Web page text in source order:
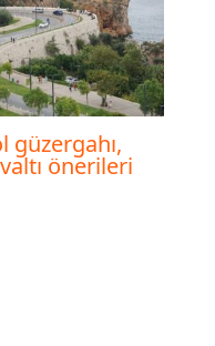
güzergahı,
önerileri